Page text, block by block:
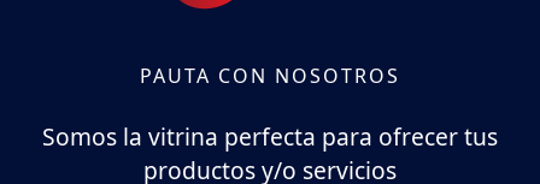
PAUTA CON NOSOTROS
Somos la vitrina perfecta para ofrecer tus
productos y/o servicios